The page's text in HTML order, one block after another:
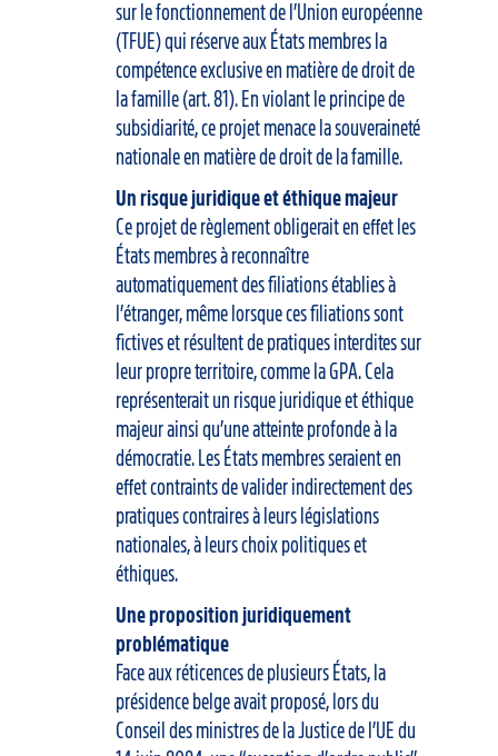
sur le fonctionnement de l’Union européenne
(TFUE) qui réserve aux États membres la
compétence exclusive en matière de droit de
la famille (art. 81). En violant le principe de
subsidiarité, ce projet menace la souveraineté
nationale en matière de droit de la famille.
Un risque juridique et éthique majeur
Ce projet de règlement obligerait en effet les
États membres à reconnaître
automatiquement des filiations établies à
l’étranger, même lorsque ces filiations sont
fictives et résultent de pratiques interdites sur
leur propre territoire, comme la GPA. Cela
représenterait un risque juridique et éthique
majeur ainsi qu’une atteinte profonde à la
démocratie. Les États membres seraient en
effet contraints de valider indirectement des
pratiques contraires à leurs législations
nationales, à leurs choix politiques et
éthiques.
Une proposition juridiquement
problématique
Face aux réticences de plusieurs États, la
présidence belge avait proposé, lors du
Conseil des ministres de la Justice de l’UE du